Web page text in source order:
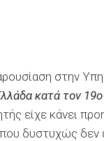
στην
κατά τον 19ο
είχε κάνει
δυστυχώς δεν